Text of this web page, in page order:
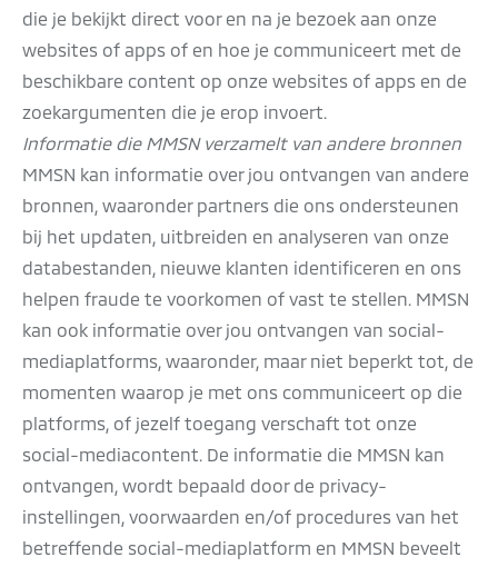
die je bekijkt direct voor en na je bezoek aan onze
websites of apps of en hoe je communiceert met de
beschikbare content op onze websites of apps en de
zoekargumenten die je erop invoert.
Informatie die MMSN verzamelt van andere bronnen
MMSN kan informatie over jou ontvangen van andere
bronnen, waaronder partners die ons ondersteunen
bij het updaten, uitbreiden en analyseren van onze
databestanden, nieuwe klanten identificeren en ons
helpen fraude te voorkomen of vast te stellen. MMSN
kan ook informatie over jou ontvangen van social-
mediaplatforms, waaronder, maar niet beperkt tot, de
momenten waarop je met ons communiceert op die
platforms, of jezelf toegang verschaft tot onze
social-mediacontent. De informatie die MMSN kan
ontvangen, wordt bepaald door de privacy-
instellingen, voorwaarden en/of procedures van het
betreffende social-mediaplatform en MMSN beveelt